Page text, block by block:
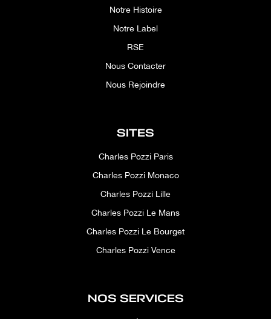
Notre Histoire
Notre Label
RSE
Nous Contacter
Nous Rejoindre
SITES
Charles Pozzi Paris
Charles Pozzi Monaco
Charles Pozzi Lille
Charles Pozzi Le Mans
Charles Pozzi Le Bourget
Charles Pozzi Vence
NOS SERVICES